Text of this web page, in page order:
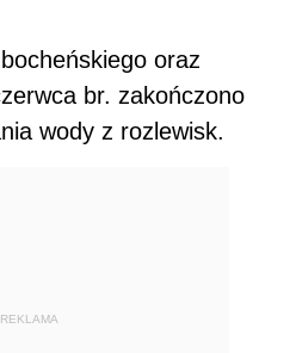
oraz
br. zakończono
wody z rozlewisk.
REKLAMA